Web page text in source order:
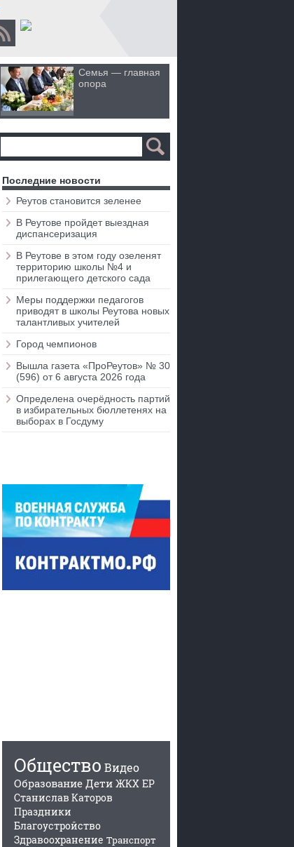
Семья — главная
опора
Последние новости
Реутов становится зеленее
В Реутове пройдет выездная
диспансеризация
В Реутове в этом году озеленят
территорию школы №4 и
прилегающего детского сада
Меры поддержки педагогов
приводят в школы Реутова новых
талантливых учителей
Город чемпионов
Вышла газета «ПроРеутов» № 30
(596) от 6 августа 2026 года
Определена очерёдность партий
в избирательных бюллетенях на
выборах в Госдуму
Общество Видео
Образование Дети ЖКХ ЕР
Станислав Каторов
Праздники
Благоустройство
Здравоохранение Транспорт